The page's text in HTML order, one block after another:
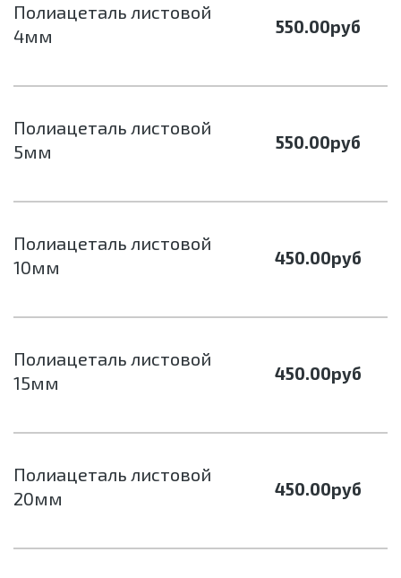
Полиацеталь листовой
4мм
550.00руб
Полиацеталь листовой
5мм
550.00руб
Полиацеталь листовой
10мм
450.00руб
Полиацеталь листовой
15мм
450.00руб
Полиацеталь листовой
20мм
450.00руб